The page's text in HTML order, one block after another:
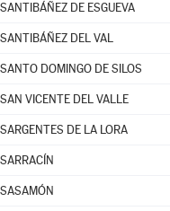
SANTIBÁÑEZ DE ESGUEVA
SANTIBÁÑEZ DEL VAL
SANTO DOMINGO DE SILOS
SAN VICENTE DEL VALLE
SARGENTES DE LA LORA
SARRACÍN
SASAMÓN